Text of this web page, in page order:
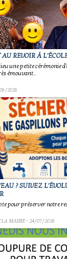
REVOIR À
une petite cérémonie
émouvant..
2026
? SUIVEZ
pour préserver notre
LA MAIRIE- 24/07/2026